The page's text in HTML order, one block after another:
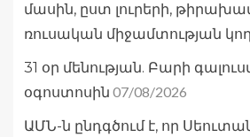
մասին, ըստ լուրերի,
ռուսական միջամտության
31 օր մենության. Բարի
օգոստոսին 07/08/2026
ԱՄՆ-ն ընդգծում է, որ